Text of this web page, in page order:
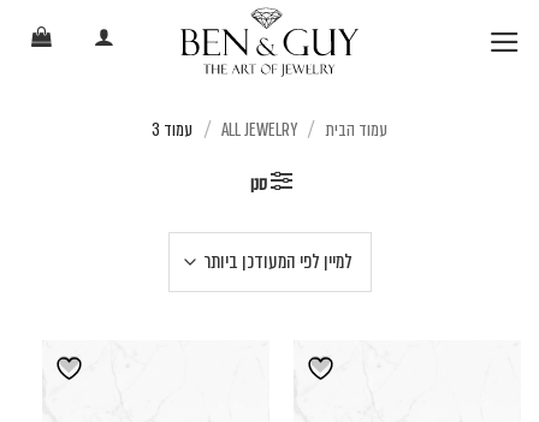
עמוד הבית /
ALL JEWELRY
/ עמוד 3
סנן